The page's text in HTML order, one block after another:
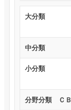
大分類
中分類
小分類
分野分類 ＣＢ